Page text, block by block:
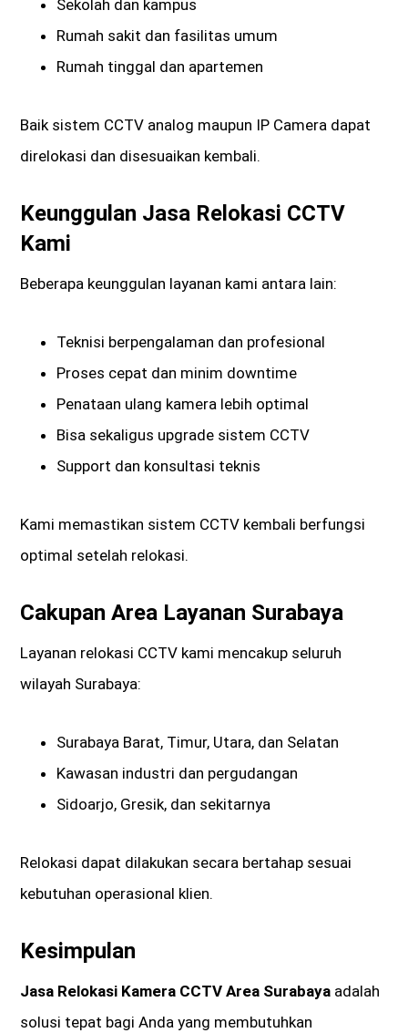
Sekolah dan kampus
Rumah sakit dan fasilitas umum
Rumah tinggal dan apartemen
Baik sistem CCTV analog maupun IP Camera dapat
direlokasi dan disesuaikan kembali.
Keunggulan Jasa Relokasi CCTV
Kami
Beberapa keunggulan layanan kami antara lain:
Teknisi berpengalaman dan profesional
Proses cepat dan minim downtime
Penataan ulang kamera lebih optimal
Bisa sekaligus upgrade sistem CCTV
Support dan konsultasi teknis
Kami memastikan sistem CCTV kembali berfungsi
optimal setelah relokasi.
Cakupan Area Layanan Surabaya
Layanan relokasi CCTV kami mencakup seluruh
wilayah Surabaya:
Surabaya Barat, Timur, Utara, dan Selatan
Kawasan industri dan pergudangan
Sidoarjo, Gresik, dan sekitarnya
Relokasi dapat dilakukan secara bertahap sesuai
kebutuhan operasional klien.
Kesimpulan
Jasa Relokasi Kamera CCTV Area Surabaya adalah
solusi tepat bagi Anda yang membutuhkan